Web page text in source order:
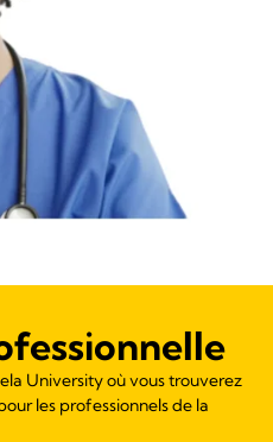
University où vous trouverez
les professionnels de la